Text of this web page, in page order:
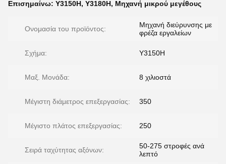
Επισημαίνω: Y3150H, Y3180H, Μηχανή μικρού μεγέθους
Ονομασία του προϊόντος:
Μηχανή διεύρυνσης με
φρέζα εργαλείων
Σχήμα: Y3150H
Μαξ. Μονάδα: 8 χιλιοστά
Μέγιστη διάμετρος επεξεργασίας: 350
Μέγιστο πλάτος επεξεργασίας: 250
Σειρά ταχύτητας αξόνων:
50-275 στροφές ανά
λεπτό